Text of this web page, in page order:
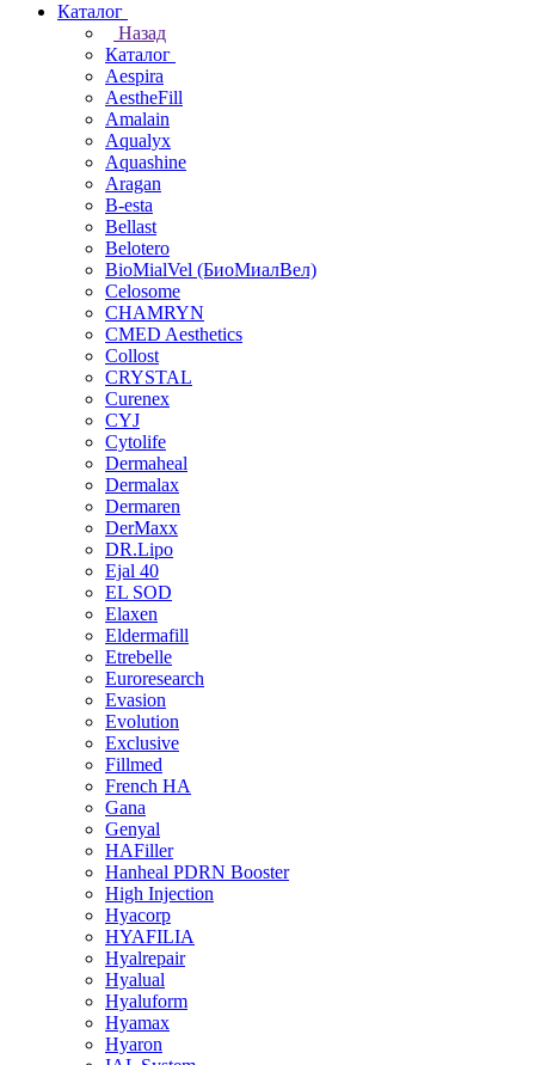
Каталог
Назад
Каталог
Aespira
AestheFill
Amalain
Aqualyx
Aquashine
Aragan
B-esta
Bellast
Belotero
BioMialVel (БиоМиалВел)
Celosome
CHAMRYN
CMED Aesthetics
Collost
CRYSTAL
Curenex
CYJ
Cytolife
Dermaheal
Dermalax
Dermaren
DerMaxx
DR.Lipo
Ejal 40
EL SOD
Elaxen
Eldermafill
Etrebelle
Euroresearch
Evasion
Evolution
Exclusive
Fillmed
French HA
Gana
Genyal
HAFiller
Hanheal PDRN Booster
High Injection
Hyacorp
HYAFILIA
Hyalrepair
Hyalual
Hyaluform
Hyamax
Hyaron